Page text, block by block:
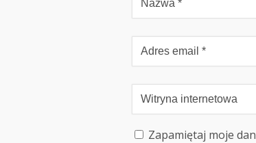
Zapamiętaj moje